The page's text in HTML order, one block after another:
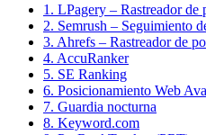
1. LPagery – Rastreador
2. Semrush – Seguimiento
3. Ahrefs – Rastreador de
4. AccuRanker
5. SE Ranking
6. Posicionamiento Web
7. Guardia nocturna
8. Keyword.com